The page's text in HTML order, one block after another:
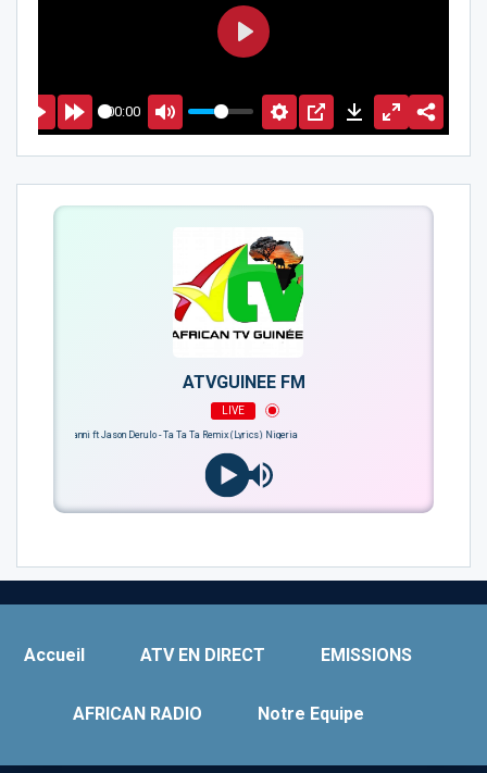
00:00
PLAY
ATVGUINEE FM
LIVE
Bayanni ft Jason Derulo - Ta Ta Ta Remix (Lyrics) Nigeria
Accueil ATV EN DIRECT EMISSIONS
AFRICAN RADIO Notre Equipe